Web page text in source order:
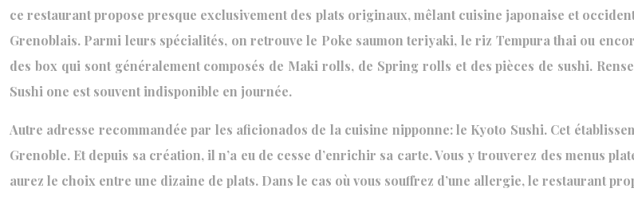
ce restaurant propose presque exclusivement des plats originaux, mêlant cuisine japonaise et
Grenoblais. Parmi leurs spécialités, on retrouve le Poke saumon teriyaki, le riz Tempura thai ou
des box qui sont généralement composés de Maki rolls, de Spring rolls et des pièces de sushi.
Sushi one est souvent indisponible en journée.
Autre adresse recommandée par les aficionados de la cuisine nipponne: le Kyoto Sushi. Cet
Grenoble. Et depuis sa création, il n’a eu de cesse d’enrichir sa carte. Vous y trouverez des menus
aurez le choix entre une dizaine de plats. Dans le cas où vous souffrez d’une allergie, le restaurant